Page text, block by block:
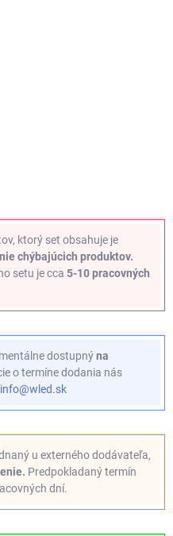
ktorý set obsahuje je
chýbajúcich produktov.
setu je cca 5-10 pracovných
dostupnýna
o termíne dodania nás
info@wled.sk
u externého dodávateľa,
Predpokladaný termín
dní.